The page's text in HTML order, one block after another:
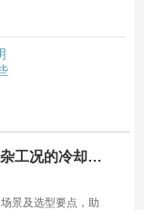
工况的冷却难
景及选型要点，助